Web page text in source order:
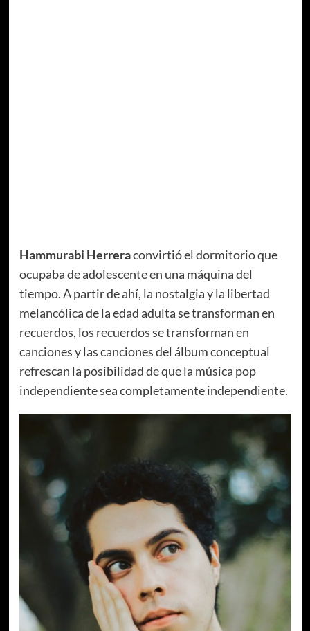
Hammurabi Herreraconvirtió el dormitorio que
ocupaba de adolescente en una máquina del
tiempo. A partir de ahí, la nostalgia y la libertad
melancólica de la edad adulta se transforman en
recuerdos, los recuerdos se transforman en
canciones y las canciones del álbum conceptual
refrescan la posibilidad de que la música pop
independiente sea completamente independiente.